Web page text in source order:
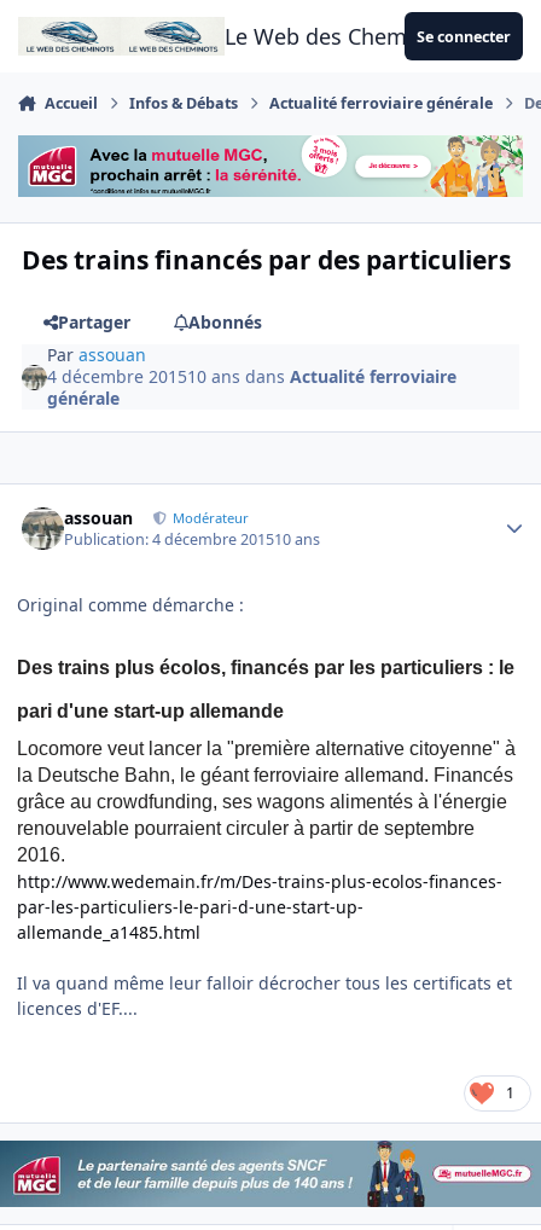
Aller au contenu
Le Web des CheminotsSe connecter
Accueil Infos & Débats Actualité ferroviaire générale
Des trains financés par des particuliers
Partager
Abonnés
Parassouan
4 décembre 201510 ans dansActualité ferroviaire
générale
assouan Modérateur
Publication:4 décembre 201510 ans
Original comme démarche :
Des trains plus écolos, financés par les particuliers : le
pari d'une start-up allemande
Locomore veut lancer la "première alternative citoyenne" à
la Deutsche Bahn, le géant ferroviaire allemand. Financés
grâce au crowdfunding, ses wagons alimentés à l'énergie
renouvelable pourraient circuler à partir de septembre
2016.
http://www.wedemain.fr/m/Des-trains-plus-ecolos-finances-
par-les-particuliers-le-pari-d-une-start-up-
allemande_a1485.html
Il va quand même leur falloir décrocher tous les certificats et
licences d'EF....
1